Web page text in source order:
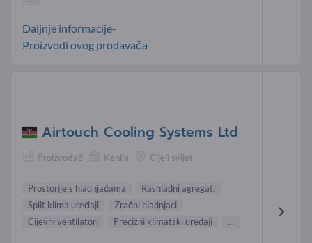
Daljnje informacije-
Proizvodi ovog prodavača
Airtouch Cooling Systems Ltd
Proizvođač Kenija Cijeli svijet
Prostorije s hladnjačama
Rashladni agregati
Split klima uređaji
Zračni hladnjaci
Cijevni ventilatori
Precizni klimatski uredaji ...